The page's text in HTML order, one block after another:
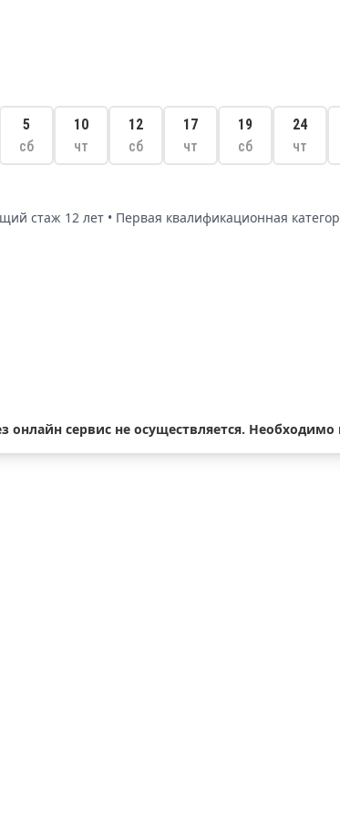
5
сб
10
чт
12
сб
17
чт
19
сб
24
чт
стаж 12 лет • Первая квалификационная
сервис не осуществляется. Необходимо